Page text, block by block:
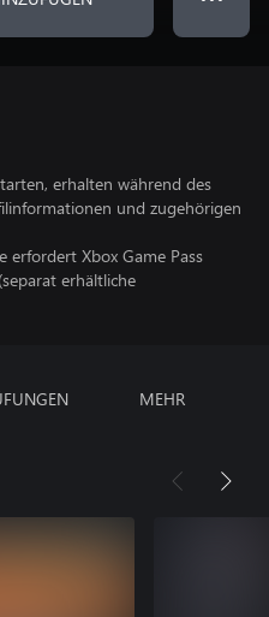
erhalten während des
und zugehörigen
Xbox Game Pass
erhältliche
MEHR